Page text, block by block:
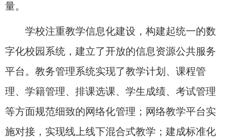
量。
学校注重教学信息化建设，构建起统一的数
字化校园系统，建立了开放的信息资源公共服务
平台。教务管理系统实现了教学计划、课程管
理、学籍管理、排课选课、学生成绩、考试管理
等方面规范细致的网络化管理；网络教学平台实
施对接，实现线上线下混合式教学；建成标准化